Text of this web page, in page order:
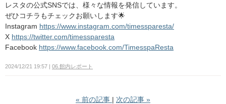
レスタの公式SNSでは、様々な情報を発信しています。
ぜひコチラもチェックお願いします🌟
Instagram https://www.instagram.com/timessparesta/
X https://twitter.com/timessparesta
Facebook https://www.facebook.com/TimesspaResta
2024/12/21 19:57 06.館内レポート
« 前の記事 次の記事 »